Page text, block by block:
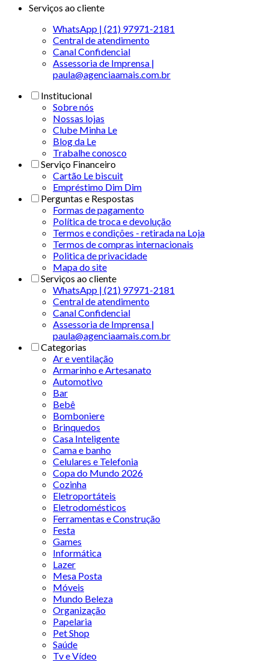
Serviços ao cliente
WhatsApp | (21) 97971-2181
Central de atendimento
Canal Confidencial
Assessoria de Imprensa |
paula@agenciaamais.com.br
Institucional
Sobre nós
Nossas lojas
Clube Minha Le
Blog da Le
Trabalhe conosco
Serviço Financeiro
Cartão Le biscuit
Empréstimo Dim Dim
Perguntas e Respostas
Formas de pagamento
Política de troca e devolução
Termos e condições - retirada na Loja
Termos de compras internacionais
Politica de privacidade
Mapa do site
Serviços ao cliente
WhatsApp | (21) 97971-2181
Central de atendimento
Canal Confidencial
Assessoria de Imprensa |
paula@agenciaamais.com.br
Categorias
Ar e ventilação
Armarinho e Artesanato
Automotivo
Bar
Bebê
Bomboniere
Brinquedos
Casa Inteligente
Cama e banho
Celulares e Telefonia
Copa do Mundo 2026
Cozinha
Eletroportáteis
Eletrodomésticos
Ferramentas e Construção
Festa
Games
Informática
Lazer
Mesa Posta
Móveis
Mundo Beleza
Organização
Papelaria
Pet Shop
Saúde
Tv e Vídeo